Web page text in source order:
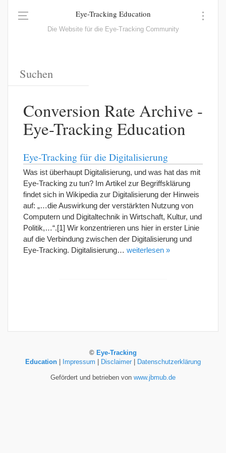
Eye-Tracking Education
Die Website für die Eye-Tracking Community
Conversion Rate Archive -
Eye-Tracking Education
Eye-Tracking für die Digitalisierung
Was ist überhaupt Digitalisierung, und was hat das mit
Eye-Tracking zu tun? Im Artikel zur Begriffsklärung
findet sich in Wikipedia zur Digitalisierung der Hinweis
auf: „…die Auswirkung der verstärkten Nutzung von
Computern und Digitaltechnik in Wirtschaft, Kultur, und
Politik,…“.[1] Wir konzentrieren uns hier in erster Linie
auf die Verbindung zwischen der Digitalisierung und
Eye-Tracking. Digitalisierung… weiterlesen »
© Eye-Tracking
Education
Impressum Disclaimer Datenschutzerklärung
Gefördert und betrieben von www.jbmub.de